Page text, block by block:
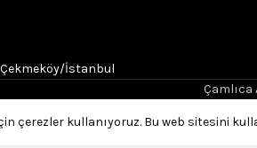
Çekmeköy/İstanbul
çerezler kullanıyoruz. Bu web sitesini